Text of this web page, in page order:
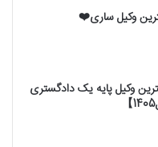
از بهترین وکیل ساری❤️
تا از بهترین وکیل پایه یک دادگستری